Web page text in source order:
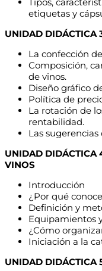
etiquetas y
UNIDAD DIDÁCTICA
La confección
Composición,
de vinos.
Diseño gráfico
Política de
La rotación de
rentabilidad.
Las sugerencias
UNIDAD DIDÁCTICA
VINOS
Introducción
¿Por qué
Definición y
Equipamientos
¿Cómo
Iniciación a la
UNIDAD DIDÁCTICA